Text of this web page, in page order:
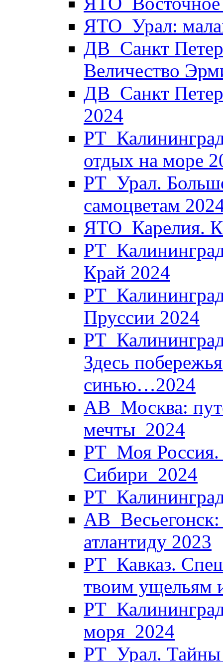
ЯТО_Урал:
ДВ_Санкт
Величество
ДВ_Санкт
2024
отдых на море
РТ_Урал.
самоцветам
ЯТО_Карелия.
Край 2024
Пруссии 2024
Здесь
синью…2024
АВ_Москва:
мечты_2024
РТ_Моя Россия.
Сибири_2024
атлантиду 2023
РТ_Кавказ.
твоим ущельям
моря_2024
РТ_Урал. Тайны